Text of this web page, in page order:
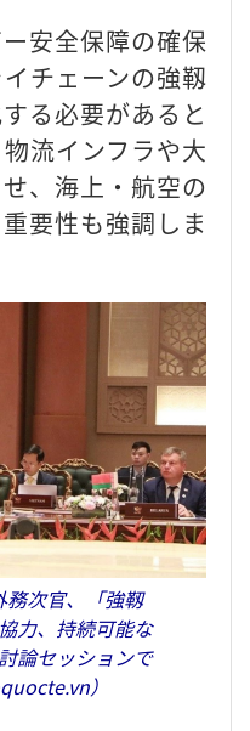
安全保障の確保
チェーンの強靱
る必要があると
流インフラや大
、海上・航空の
要性も強調しま
務次官、「強靱
力、持続可能な
論セッションで
）